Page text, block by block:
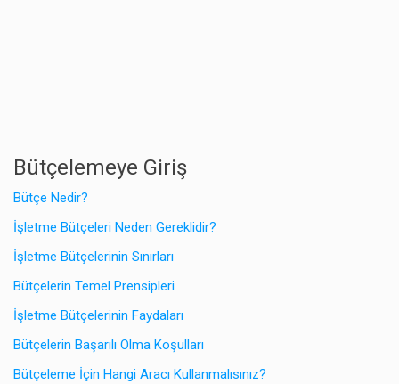
Bütçelemeye Giriş
Bütçe Nedir?
İşletme Bütçeleri Neden Gereklidir?
İşletme Bütçelerinin Sınırları
Bütçelerin Temel Prensipleri
İşletme Bütçelerinin Faydaları
Bütçelerin Başarılı Olma Koşulları
Bütçeleme İçin Hangi Aracı Kullanmalısınız?